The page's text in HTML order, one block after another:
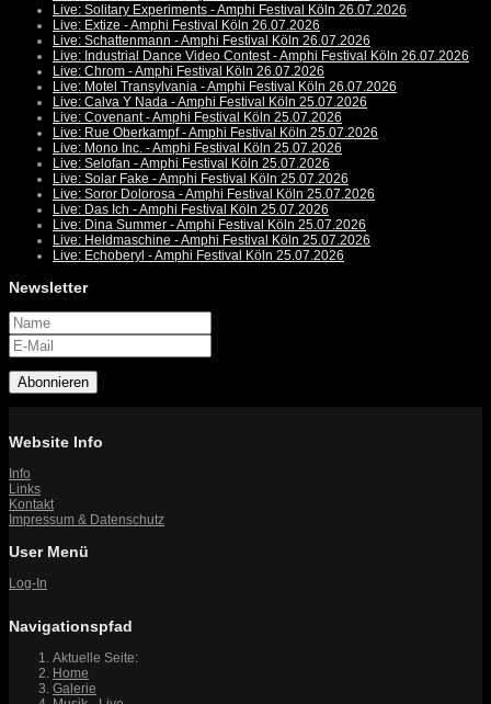
Live: Solitary Experiments - Amphi Festival Köln 26.07.2026
Live: Extize - Amphi Festival Köln 26.07.2026
Live: Schattenmann - Amphi Festival Köln 26.07.2026
Live: Industrial Dance Video Contest - Amphi Festival Köln 26.07.2026
Live: Chrom - Amphi Festival Köln 26.07.2026
Live: Motel Transylvania - Amphi Festival Köln 26.07.2026
Live: Calva Y Nada - Amphi Festival Köln 25.07.2026
Live: Covenant - Amphi Festival Köln 25.07.2026
Live: Rue Oberkampf - Amphi Festival Köln 25.07.2026
Live: Mono Inc. - Amphi Festival Köln 25.07.2026
Live: Selofan - Amphi Festival Köln 25.07.2026
Live: Solar Fake - Amphi Festival Köln 25.07.2026
Live: Soror Dolorosa - Amphi Festival Köln 25.07.2026
Live: Das Ich - Amphi Festival Köln 25.07.2026
Live: Dina Summer - Amphi Festival Köln 25.07.2026
Live: Heldmaschine - Amphi Festival Köln 25.07.2026
Live: Echoberyl - Amphi Festival Köln 25.07.2026
Newsletter
Abonnieren
Website Info
Info
Links
Kontakt
Impressum & Datenschutz
User Menü
Log-In
Navigationspfad
Aktuelle Seite:
Home
Galerie